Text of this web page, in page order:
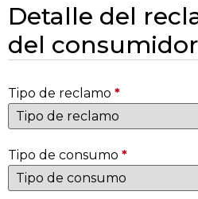
Detalle del
del
Tipo de reclamo*
Tipo de consumo*